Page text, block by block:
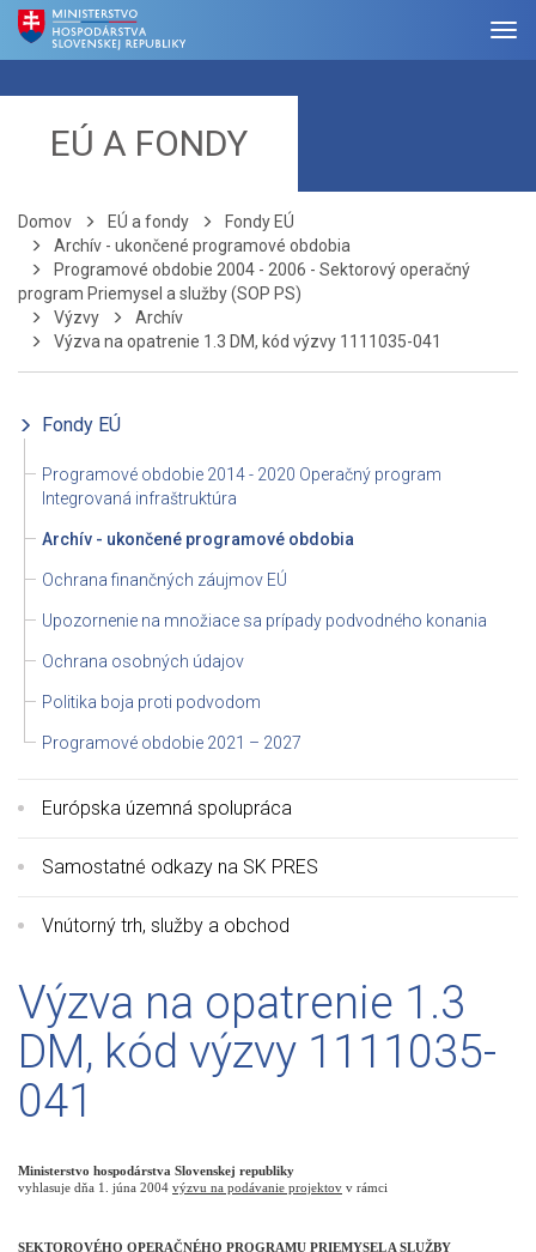
EÚ A FONDY
Domov EÚ a fondy
Fondy EÚ
Archív - ukončené programové obdobia
Programové obdobie 2004 - 2006 - Sektorový operačný
program Priemysel a služby (SOP PS)
Výzvy
Archív
Výzva na opatrenie 1.3 DM, kód výzvy 1111035-041
Fondy EÚ
Programové obdobie 2014 - 2020 Operačný program
Integrovaná infraštruktúra
Archív - ukončené programové obdobia
Ochrana finančných záujmov EÚ
Upozornenie na množiace sa prípady podvodného konania
Ochrana osobných údajov
Politika boja proti podvodom
Programové obdobie 2021 – 2027
Európska územná spolupráca
Samostatné odkazy na SK PRES
Vnútorný trh, služby a obchod
Výzva na opatrenie 1.3
DM, kód výzvy 1111035-
041
Ministerstvo hospodárstva Slovenskej republiky
vyhlasuje dňa 1. júna 2004 výzvu na podávanie projektov v rámci
SEKTOROVÉHO OPERAČNÉHO PROGRAMU PRIEMYSEL A SLUŽBY